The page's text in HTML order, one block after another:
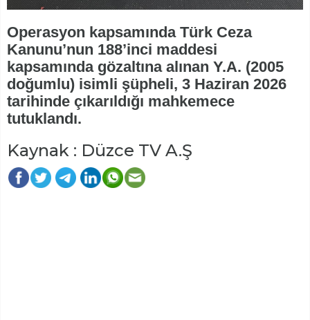
Operasyon kapsamında Türk Ceza
Kanunu’nun 188’inci maddesi
kapsamında gözaltına alınan Y.A. (2005
doğumlu) isimli şüpheli, 3 Haziran 2026
tarihinde çıkarıldığı mahkemece
tutuklandı.
Kaynak : Düzce TV A.Ş